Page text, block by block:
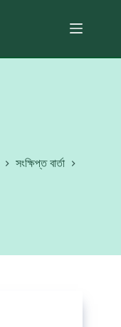
সংক্ষিপ্ত বার্তা